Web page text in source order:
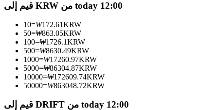
كن متداول نسخ
قيم إلى KRW من today 12:00
10=₩172.61KRW
50=₩863.05KRW
100=₩1726.1KRW
500=₩8630.49KRW
1000=₩17260.97KRW
5000=₩86304.87KRW
10000=₩172609.74KRW
50000=₩863048.72KRW
قيم إلى DRIFT من today 12:00